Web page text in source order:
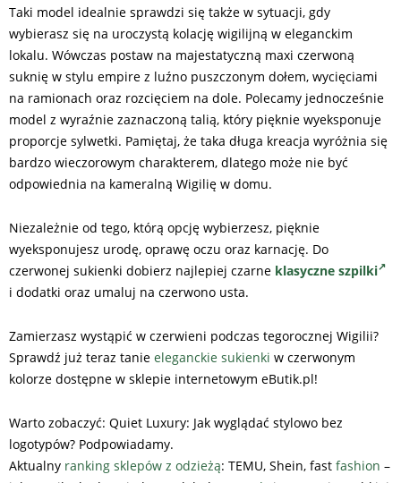
Taki model idealnie sprawdzi się także w sytuacji, gdy
wybierasz się na uroczystą kolację wigilijną w eleganckim
lokalu. Wówczas postaw na majestatyczną maxi czerwoną
suknię w stylu empire z luźno puszczonym dołem, wycięciami
na ramionach oraz rozcięciem na dole. Polecamy jednocześnie
model z wyraźnie zaznaczoną talią, który pięknie wyeksponuje
proporcje sylwetki. Pamiętaj, że taka długa kreacja wyróżnia się
bardzo wieczorowym charakterem, dlatego może nie być
odpowiednia na kameralną Wigilię w domu.
Niezależnie od tego, którą opcję wybierzesz, pięknie
wyeksponujesz urodę, oprawę oczu oraz karnację. Do
czerwonej sukienki dobierz najlepiej czarne klasyczne szpilki
i dodatki oraz umaluj na czerwono usta.
Zamierzasz wystąpić w czerwieni podczas tegorocznej Wigilii?
Sprawdź już teraz tanie eleganckie sukienki w czerwonym
kolorze dostępne w sklepie internetowym eButik.pl!
Warto zobaczyć: Quiet Luxury: Jak wyglądać stylowo bez
logotypów? Podpowiadamy.
Aktualny ranking sklepów z odzieżą: TEMU, Shein, fast fashion –